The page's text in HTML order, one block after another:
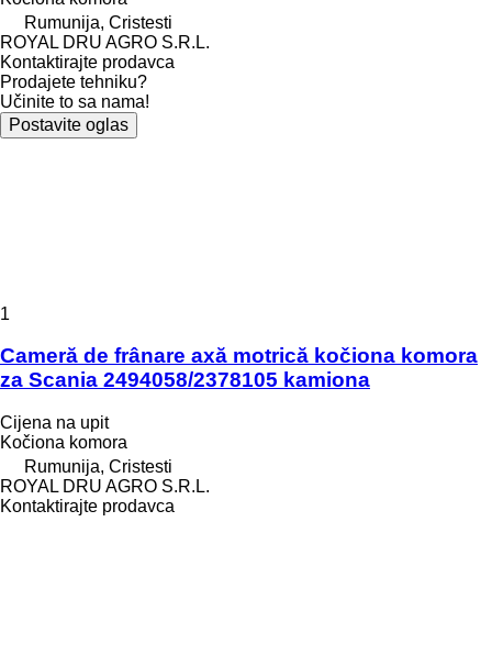
Rumunija, Cristesti
ROYAL DRU AGRO S.R.L.
Kontaktirajte prodavca
Prodajete tehniku?
Učinite to sa nama!
Postavite oglas
1
Cameră de frânare axă motrică kočiona komora
za Scania 2494058/2378105 kamiona
Cijena na upit
Kočiona komora
Rumunija, Cristesti
ROYAL DRU AGRO S.R.L.
Kontaktirajte prodavca